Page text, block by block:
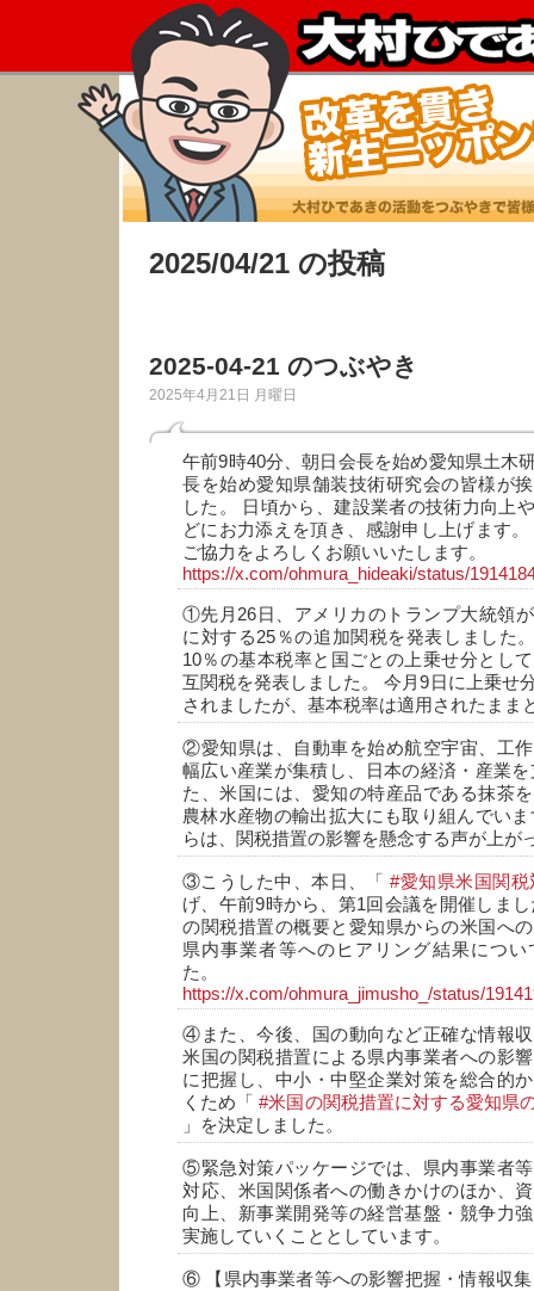
2025/04/21 の投稿
2025-04-21 のつぶやき
2025年4月21日 月曜日
午前9時40分、朝日会長を始め愛知県土木
長を始め愛知県舗装技術研究会の皆様が
した。 日頃から、建設業者の技術力向上
どにお力添えを頂き、感謝申し上げます
ご協力をよろしくお願いいたします。
https://x.com/ohmura_hideaki/status/
①先月26日、アメリカのトランプ大統領
に対する25％の追加関税を発表しました
10％の基本税率と国ごとの上乗せ分とし
互関税を発表しました。 今月9日に上乗せ
されましたが、基本税率は適用されたまま
②愛知県は、自動車を始め航空宇宙、工
幅広い産業が集積し、日本の経済・産業
た、米国には、愛知の特産品である抹茶
農林水産物の輸出拡大にも取り組んでい
らは、関税措置の影響を懸念する声が上が
③こうした中、本日、「#愛知県米国関税
げ、午前9時から、第1回会議を開催しま
の関税措置の概要と愛知県からの米国へ
県内事業者等へのヒアリング結果につ
た。
https://x.com/ohmura_jimusho_/status/
④また、今後、国の動向など正確な情報
米国の関税措置による県内事業者への影
に把握し、中小・中堅企業対策を総合的
くため「#米国の関税措置に対する愛知県
」を決定しました。
⑤緊急対策パッケージでは、県内事業者
対応、米国関係者への働きかけのほか、
向上、新事業開発等の経営基盤・競争力
実施していくこととしています。
⑥ 【県内事業者等への影響把握・情報収